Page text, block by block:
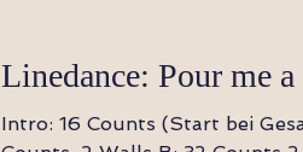
Linedance: Pour me
Intro: 16 Counts (Start bei